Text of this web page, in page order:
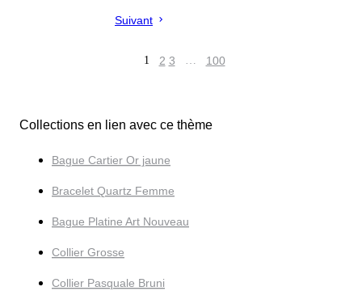
Suivant
1 2 3 … 100
Collections en lien avec ce thème
Bague Cartier Or jaune
Bracelet Quartz Femme
Bague Platine Art Nouveau
Collier Grosse
Collier Pasquale Bruni